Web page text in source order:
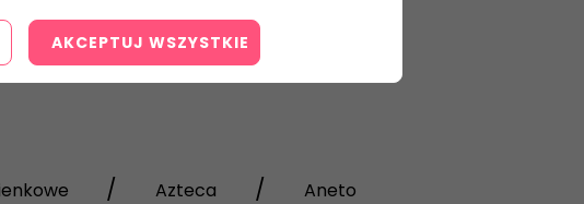
Azteca Aneto
AKCEPTUJ WSZYSTKIE